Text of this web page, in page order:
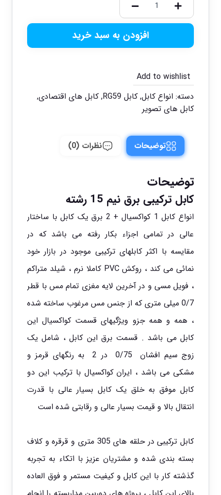
افزودن به سبد خرید
Add to wishlist
دسته: انواع کابل,کابل RG59 ,کابل های اقتصادی,
کابل های تصویر
توضیحات نظرات (0)
توضیحات
کابل ترکیبی برق نیم 15 رشته
انواع کابل
1 کواکسیال + 2 برق یک کابل با ساختار
عالی در تمامی اجزاء بکار رفته می باشد که در
مقایسه با اکثر کابلهای ترکیبی موجود در بازار خود
نمائی می کند ، روکش PVC کاملا نرم ، شیلد متراکم
، فویل مسی و در آخرین لایه مغزی تمام مس با قطر
0/7 میلی متری که از جنس مس مرغوب ساخته شده
، همه و همه جزو ویژگیهای قسمت کواکسیال این
کابل می باشد . قسمت برق این کابل، شامل یک
زوج سیم افشان 0/75 در 2 به رنگهای قرمز و
مشکی می باشد ، ایران کواکسیال با ترکیب این دو
کابل موفق به خلق یک کابلبسیار عالی با قدرت
انتقال بالا و قیمت بسیار عالی و رقابتی شده است
کابل ترکیبی در حلقه های 305 متری و قرقره و کلاف
بسته بندی شده و مشتریان عزیز با اتکاء به تجربه
گذشته کار با این کابل و کیفیت مستمر و فوق العاده